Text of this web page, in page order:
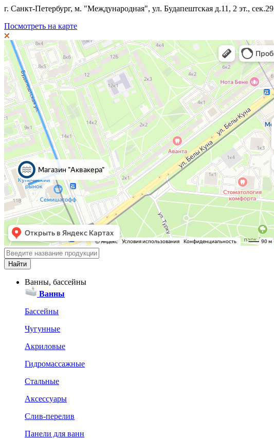
г. Санкт-Петербург, м. "Международная", ул. Будапештская д.11, 2 эт., сек.29
Посмотреть на карте
Ванны, бассейны
Ванны
Бассейны
Чугунные
Акриловые
Гидромассажные
Стальные
Аксессуары
Слив-перелив
Панели для ванн